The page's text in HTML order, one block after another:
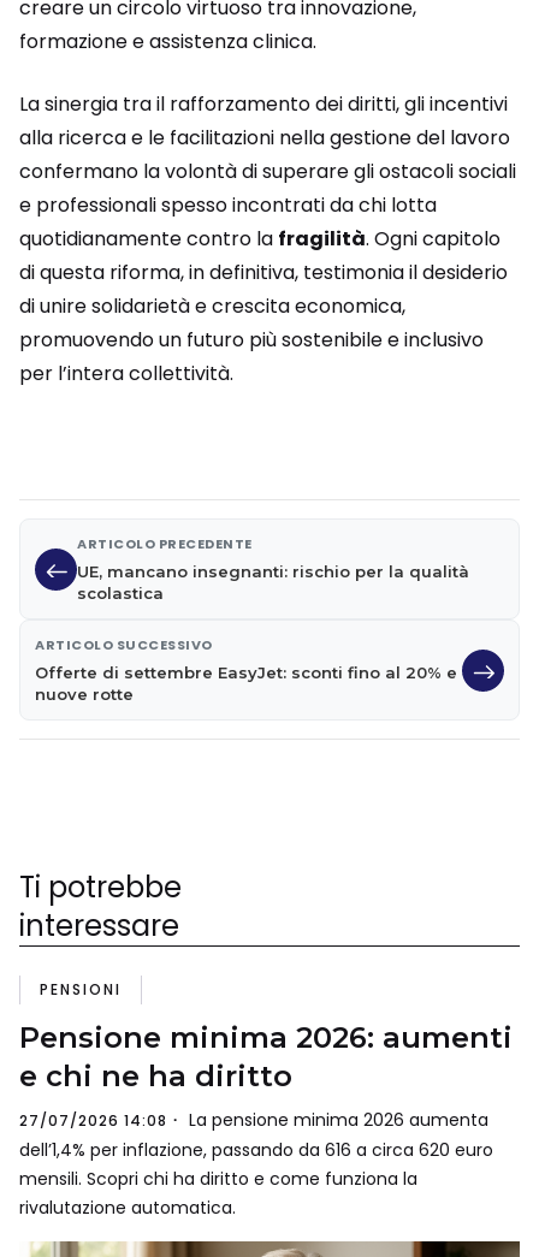
creare un circolo virtuoso tra innovazione,
formazione e assistenza clinica.
La sinergia tra il rafforzamento dei diritti, gli incentivi
alla ricerca e le facilitazioni nella gestione del lavoro
confermano la volontà di superare gli ostacoli sociali
e professionali spesso incontrati da chi lotta
quotidianamente contro la fragilità. Ogni capitolo
di questa riforma, in definitiva, testimonia il desiderio
di unire solidarietà e crescita economica,
promuovendo un futuro più sostenibile e inclusivo
per l’intera collettività.
ARTICOLO PRECEDENTE
UE, mancano insegnanti: rischio per la qualità
scolastica
ARTICOLO SUCCESSIVO
Offerte di settembre EasyJet: sconti fino al 20% e
nuove rotte
Ti potrebbe
interessare
PENSIONI
Pensione minima 2026: aumenti
e chi ne ha diritto
27/07/2026 14:08
La pensione minima 2026 aumenta
dell’1,4% per inflazione, passando da 616 a circa 620 euro
mensili. Scopri chi ha diritto e come funziona la
rivalutazione automatica.